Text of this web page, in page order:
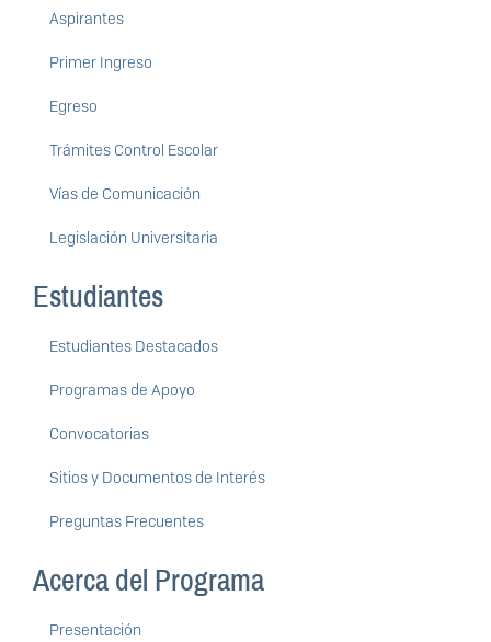
Aspirantes
Primer Ingreso
Egreso
Trámites Control Escolar
Vías de Comunicación
Legislación Universitaria
Estudiantes
Estudiantes Destacados
Programas de Apoyo
Convocatorias
Sitios y Documentos de Interés
Preguntas Frecuentes
Acerca del Programa
Presentación